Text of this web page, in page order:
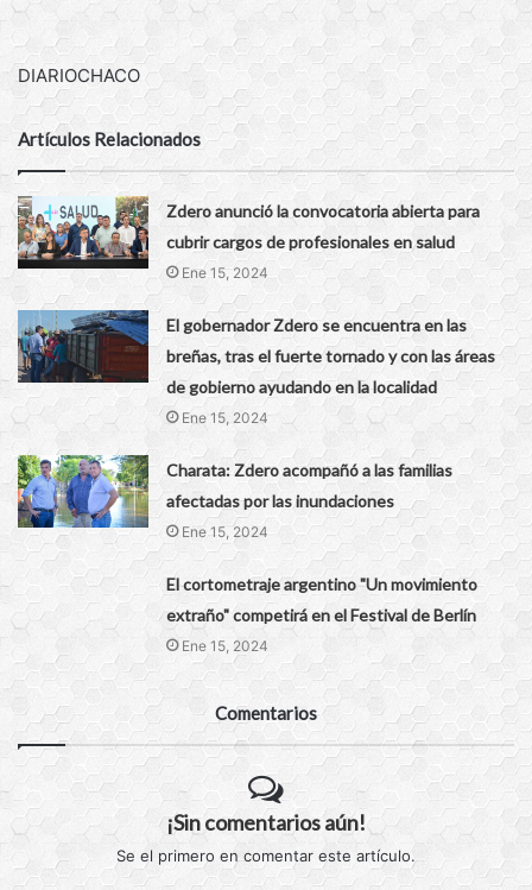
DIARIOCHACO
Artículos Relacionados
Zdero anunció la convocatoria abierta para
cubrir cargos de profesionales en salud
Ene 15, 2024
El gobernador Zdero se encuentra en las
breñas, tras el fuerte tornado y con las áreas
de gobierno ayudando en la localidad
Ene 15, 2024
Charata: Zdero acompañó a las familias
afectadas por las inundaciones
Ene 15, 2024
El cortometraje argentino "Un movimiento
extraño" competirá en el Festival de Berlín
Ene 15, 2024
Comentarios
¡Sin comentarios aún!
Se el primero en comentar este artículo.